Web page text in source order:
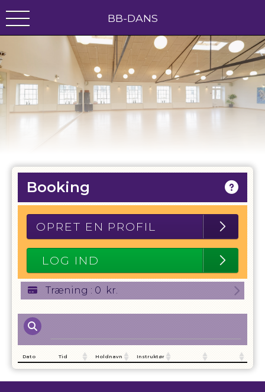
BB-DANS
Booking
OPRET EN PROFIL
Træning : 0 kr.
Dato Tid Holdnavn Instruktør